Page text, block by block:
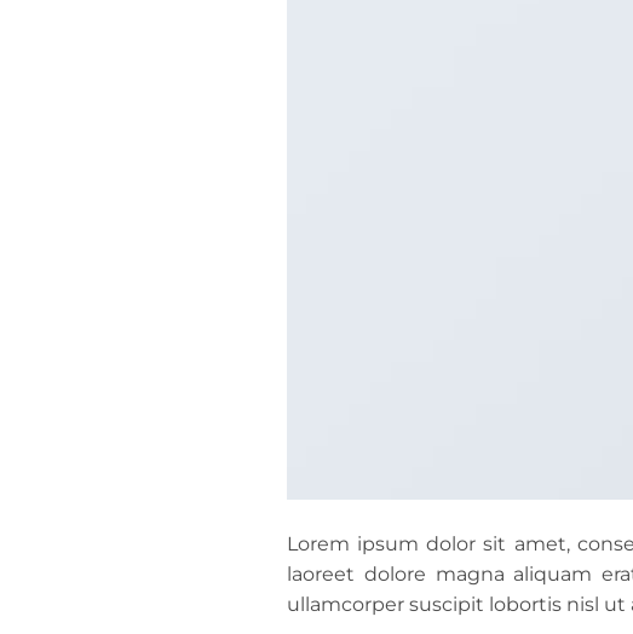
Lorem ipsum dolor sit amet,
laoreet dolore magna aliquam
ullamcorper suscipit lobortis nisl